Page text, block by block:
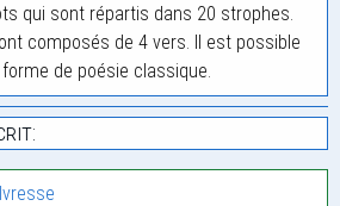
qui sont répartis dans 20 strophes.
composés de 4 vers. Il est possible
de poésie classique.
Ivresse